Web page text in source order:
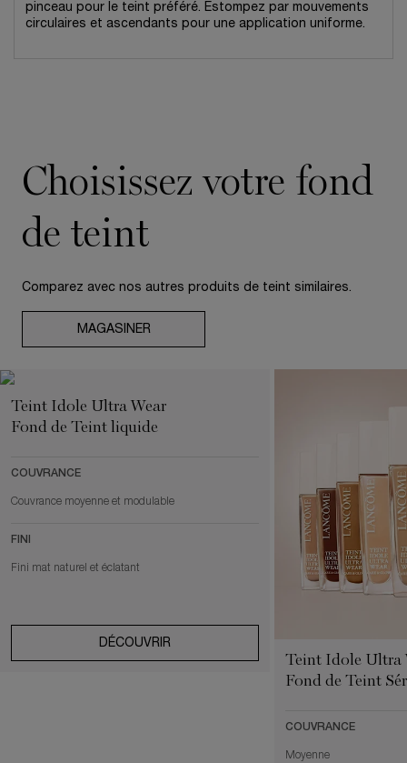
pinceau pour le teint préféré. Estompez par mouvements
circulaires et ascendants pour une application uniforme.
Choisissez votre fond
de teint
Comparez avec nos autres produits de teint similaires.
MAGASINER
Teint Idole Ultra Wear
Fond de Teint liquide
COUVRANCE
Couvrance moyenne et modulable
FINI
Fini mat naturel et éclatant
DÉCOUVRIR
Teint Idole Ultra
Fond de Teint
COUVRANCE
Moyenne